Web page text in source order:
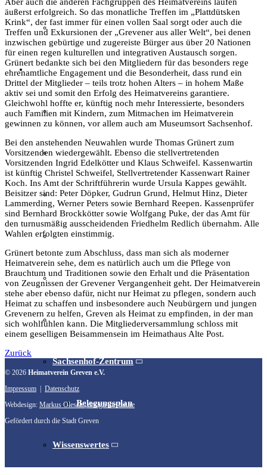
Textil
Sachsenhof
Über den Sachsenhof
Aktuelles vom Sachsenhof
Besichtigung & Führungen
Aktionen & Veranstaltungen
Außerschulischer Lernort
Unser Team & Mitmachen
Sachsenhof-Zentrum
Belegungsplan
Wissenswertes
Aber auch die anderen Fachgruppen des Heimatvereins laufen
äußerst erfolgreich. So das monatliche Treffen im „Plattdütsken
Krink“, der fast immer für einen vollen Saal sorgt oder auch die
Treffen und Exkursionen der „Grevener aus aller Welt“, bei denen
inzwischen gebürtige und zugereiste Bürger aus über 20 Nationen
für einen regen kulturellen und integrativen Austausch sorgen.
Grünert bedankte sich bei den Mitgliedern für das besonders rege
ehrenamtliche Engagement und die Besonderheit, dass rund ein
Drittel der Mitglieder – teils trotz hohen Alters – in hohem Maße
aktiv sei und somit den Erfolg des Heimatvereins garantiere.
Gleichwohl hoffte er, künftig noch mehr Interessierte, besonders
auch Familien mit Kindern, zum Mitmachen im Heimatverein
gewinnen zu können, vor allem auch am Museumsort Sachsenhof.
Bei den anstehenden Neuwahlen wurde Thomas Grünert zum
Vorsitzenden wiedergewählt. Ebenso die stellvertretenden
Vorsitzenden Ingrid Edelkötter und Klaus Schweifel. Kassenwartin
ist künftig Christel Schweifel, Stellvertretender Kassenwart Rainer
Koch. Ins Amt der Schriftführerin wurde Ursula Kappes gewählt.
Beisitzer sind: Peter Döpker, Gudrun Grund, Helmut Hinz, Dieter
Lammerding, Werner Peters sowie Bernhard Reepen. Kassenprüfer
sind Bernhard Brockkötter sowie Wolfgang Puke, der das Amt für
den turnusmäßig ausscheidenden Friedhelm Redlich übernahm. Alle
Wahlen erfolgten einstimmig.
Grünert betonte zum Abschluss, dass man sich als moderner
Heimatverein sehe, dem es natürlich auch um die Pflege von
Brauchtum und Traditionen sowie den Erhalt und die Präsentation
von Zeugnissen der Grevener Vergangenheit geht. Der Heimatverein
stehe aber ebenso dafür, nicht nur Heimat zu pflegen, sondern auch
Heimat zu schaffen und insbesondere auch Neubürgern und jungen
Grevenern zu helfen, Greven als Heimat zu empfinden, in der man
sich wohlfühlen kann. Die Mitgliederversammlung schloss mit
einem geselligen Beisammensein im Heimathaus Alte Post.
Zurück
© 2026 Heimatverein Greven e.V.
Impressum | Datenschutz
Webdesign: Markus Olesch | design the future
Gefördert durch die Stadt Greven